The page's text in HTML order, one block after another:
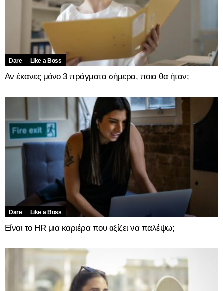
Dare Like a Boss
Αν έκανες μόνο 3 πράγματα σήμερα, ποια θα ήταν;
Dare Like a Boss
Είναι το HR μια καριέρα που αξίζει να παλέψω;